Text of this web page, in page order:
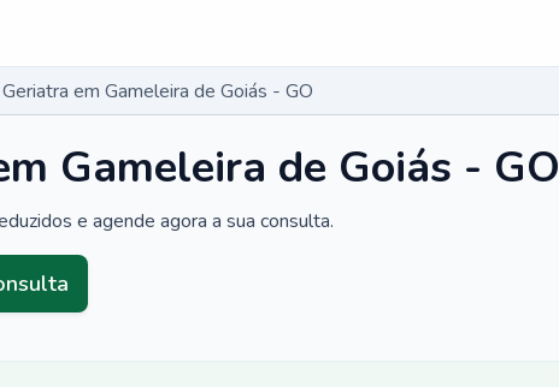
Geriatra em Gameleira de Goiás - GO
Gameleira de Goiás - GO
e agende agora a sua consulta.